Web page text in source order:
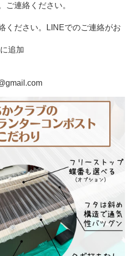
ご連絡ください。
ください。LINEでのご連絡がお
追加